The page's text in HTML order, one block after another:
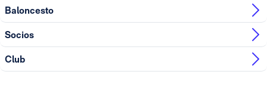
Baloncesto
Socios
Club